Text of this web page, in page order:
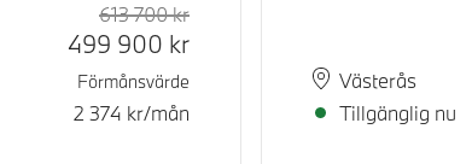
Rek. ord pris
613 700krKontantpris
499 900 kr
Förmånsvärde
2 374 kr/mån
PlatsVästerås
Leveranstid
Tillgänglig nu